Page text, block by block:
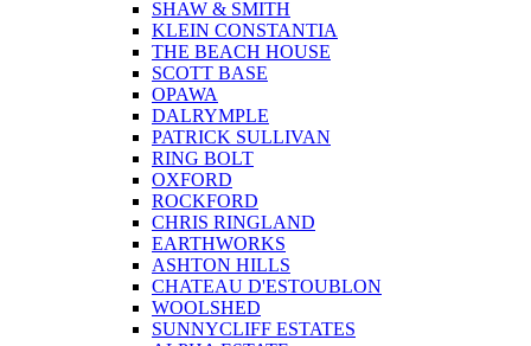
SHAW & SMITH
KLEIN CONSTANTIA
THE BEACH HOUSE
SCOTT BASE
OPAWA
DALRYMPLE
PATRICK SULLIVAN
RING BOLT
OXFORD
ROCKFORD
CHRIS RINGLAND
EARTHWORKS
ASHTON HILLS
CHATEAU D'ESTOUBLON
WOOLSHED
SUNNYCLIFF ESTATES